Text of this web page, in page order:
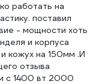
работать на
поставил
- мощности хоть
и корпуса
кожух на 150мм .И
отзыва
с 1400 вт 2000